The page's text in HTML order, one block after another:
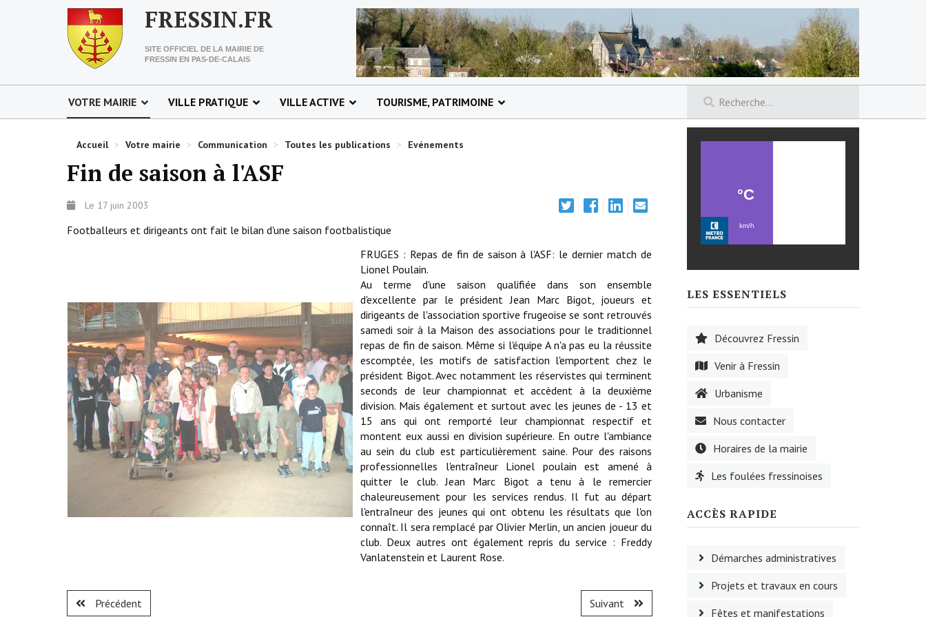
FRESSIN.FR
SITE OFFICIEL DE LA MAIRIE DE
FRESSIN EN PAS-DE-CALAIS
VOTRE MAIRIE VILLE PRATIQUE VILLE ACTIVE TOURISME, PATRIMOINE
Accueil > Votre mairie > Communication > Toutes les publications > Evénements
Fin de saison à l'ASF
Le 17 juin 2003
Footballeurs et dirigeants ont fait le bilan d'une saison footbalistique
FRUGES : Repas de fin de saison à l'ASF: le dernier match de
Lionel Poulain.
Au terme d'une saison qualifiée dans son ensemble
d'excellente par le président Jean Marc Bigot, joueurs et
dirigeants de l'association sportive frugeoise se sont retrouvés
samedi soir à la Maison des associations pour le traditionnel
repas de fin de saison. Même si l'équipe A n'a pas eu la réussite
escomptée, les motifs de satisfaction l'emportent chez le
président Bigot. Avec notamment les réservistes qui terminent
seconds de leur championnat et accèdent à la deuxième
division. Mais également et surtout avec les jeunes de - 13 et
15 ans qui ont remporté leur championnat respectif et
montent eux aussi en division supérieure. En outre l'ambiance
au sein du club est particulièrement saine. Pour des raisons
professionnelles l'entraîneur Lionel poulain est amené à
quitter le club. Jean Marc Bigot a tenu à le remercier
chaleureusement pour les services rendus. Il fut au départ
l'entraîneur des jeunes qui ont obtenu les résultats que l'on
connaît. Il sera remplacé par Olivier Merlin, un ancien joueur du
club. Deux autres ont également repris du service : Freddy
Vanlatenstein et Laurent Rose.
Précédent Suivant
LES ESSENTIELS
Découvrez Fressin
Venir à Fressin
Urbanisme
Nous contacter
Horaires de la mairie
Les foulées fressinoises
ACCÈS RAPIDE
Démarches administratives
Projets et travaux en cours
Fêtes et manifestations